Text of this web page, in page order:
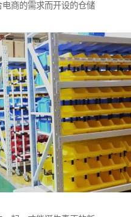
商的需求而开设的仓储